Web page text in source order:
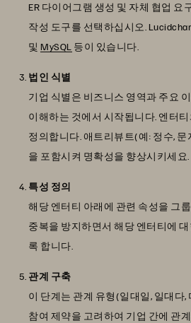
ER 다이어그램 생성 및 자체 협업 요
작성 도구를 선택하십시오.
및 MySQL 등이 있습니다.
법인 식별
기업 식별은 비즈니스 영역과 주요
이해하는 것에서 시작됩니다. 엔터
정의합니다. 애트리뷰트(예: 정수,
을 포함시켜 명확성을 향상시키세요.
특성 정의
해당 엔터티 아래에 관련 속성을 그
중복을 방지하면서 해당 엔터티에
록 합니다.
관계 구축
이 단계는 관계 유형(일대일, 일대다,
참여 제약을 고려하여 기업 간에 관